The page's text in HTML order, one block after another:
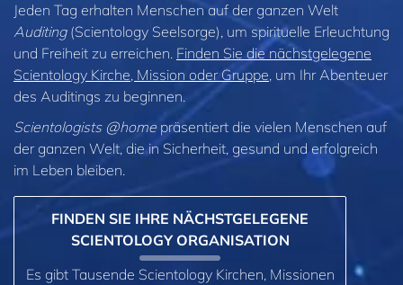
Jeden Tag erhalten Menschen auf der ganzen Welt
Auditing(Scientology Seelsorge), um spirituelle Erleuchtung
und Freiheit zu erreichen. Finden Sie die nächstgelegene
Scientology Kirche, Mission oder Gruppe, um Ihr Abenteuer
des Auditings zu beginnen.
Scientologists @homepräsentiert die vielen Menschen auf
der ganzen Welt, die in Sicherheit, gesund und erfolgreich
im Leben bleiben.
FINDEN SIE IHRE NÄCHSTGELEGENE
SCIENTOLOGY ORGANISATION
Es gibt Tausende Scientology Kirchen, Missionen